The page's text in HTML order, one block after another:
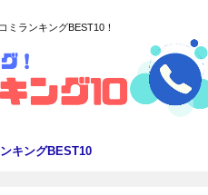
ミランキングBEST10！
キングBEST10